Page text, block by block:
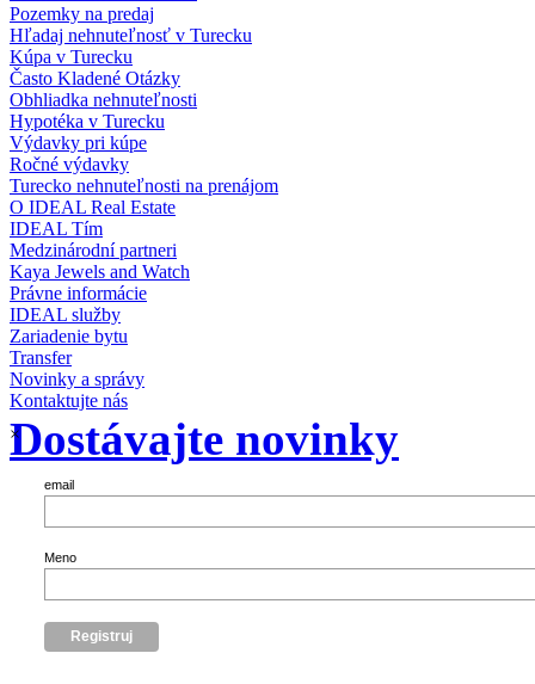
×
Pozemky na predaj
Hľadaj nehnuteľnosť v Turecku
Kúpa v Turecku
Často Kladené Otázky
Obhliadka nehnuteľnosti
Hypotéka v Turecku
Výdavky pri kúpe
Ročné výdavky
Turecko nehnuteľnosti na prenájom
O IDEAL Real Estate
IDEAL Tím
Medzinárodní partneri
Kaya Jewels and Watch
Právne informácie
IDEAL služby
Zariadenie bytu
Transfer
Novinky a správy
Kontaktujte nás
Dostávajte novinky
email
Meno